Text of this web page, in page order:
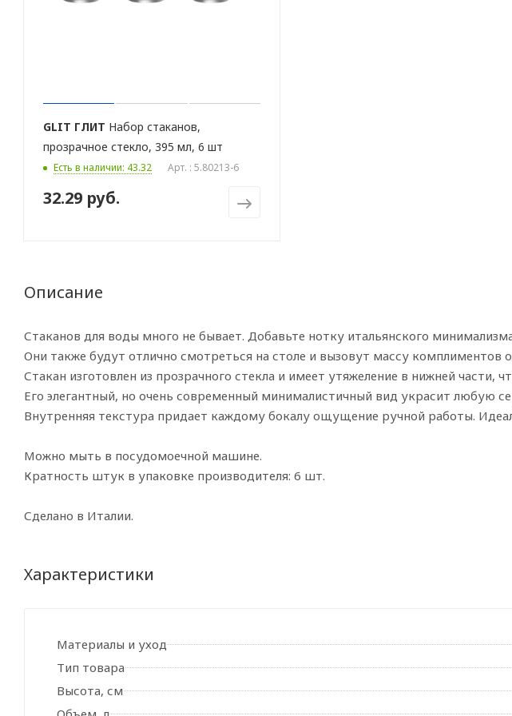
GLIT ГЛИТ Набор стаканов,
прозрачное стекло, 395 мл, 6 шт
Есть в наличии: 43.32 Арт. : 5.80213-6
32.29 руб.
Описание
Стаканов для воды много не бывает. Добавьте нотку итальянского
Они также будут отлично смотреться на столе и вызовут массу комплиментов
Стакан изготовлен из прозрачного стекла и имеет утяжеление в нижней части,
Его элегантный, но очень современный минималистичный вид украсит любую
Внутренняя текстура придает каждому бокалу ощущение ручной работы.
Можно мыть в посудомоечной машине.
Кратность штук в упаковке производителя: 6 шт.
Сделано в Италии.
Характеристики
Материалы и уход
Тип товара
Высота, см